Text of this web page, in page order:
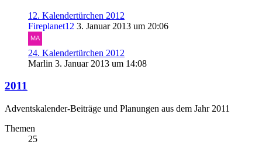
12. Kalendertürchen 2012
Fireplanet12 3. Januar 2013 um 20:06
24. Kalendertürchen 2012
Marlin 3. Januar 2013 um 14:08
2011
Adventskalender-Beiträge und Planungen aus dem Jahr 2011
Themen
25